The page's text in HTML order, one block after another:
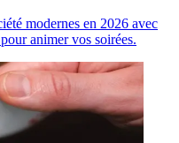
modernes en 2026 avec
animer vos soirées.